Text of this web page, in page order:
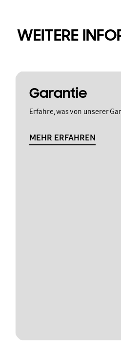
WEITERE
Garantie
Erfahre, was von unserer
MEHR ERFAHREN